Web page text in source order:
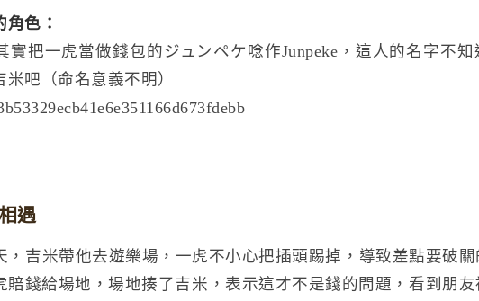
色：
實把一虎當做錢包的ジュンペケ唸作Junpeke，這人的名字不知
吧（命名意義不明）
遇
，吉米帶他去遊樂場，一虎不小心把插頭踢掉，導致差點要破
賠錢給場地，場地揍了吉米，表示這才不是錢的問題，看到朋友